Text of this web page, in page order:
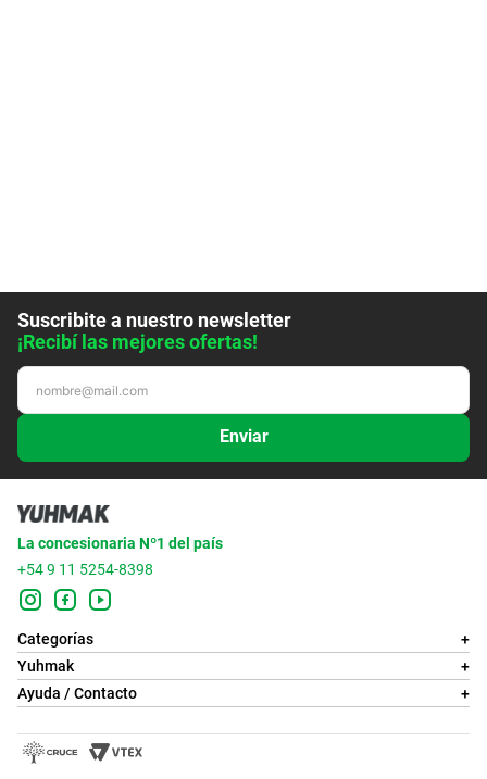
Suscribite a nuestro newsletter
¡Recibí las mejores ofertas!
Enviar
La concesionaria Nº1 del país
+54 9 11 5254-8398
Categorías
+
Yuhmak
+
Ayuda / Contacto
+